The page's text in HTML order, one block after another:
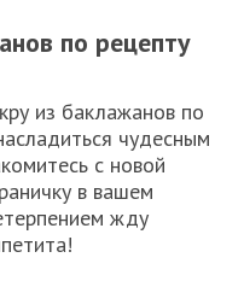
по рецепту
из баклажанов по
чудесным
с новой
в вашем
жду